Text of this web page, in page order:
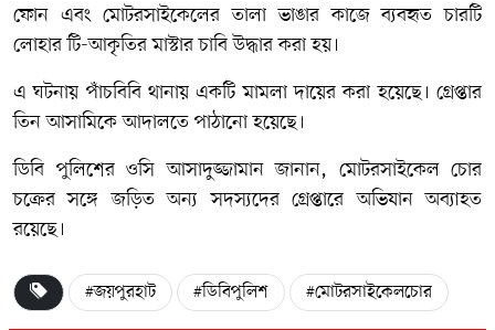
ফোন এবং মোটরসাইকেলের তালা ভাঙার কাজে ব্যবহৃত চারটি
লোহার টি-আকৃতির মাস্টার চাবি উদ্ধার করা হয়।
এ ঘটনায় পাঁচবিবি থানায় একটি মামলা দায়ের করা হয়েছে। গ্রেপ্তার
তিন আসামিকে আদালতে পাঠানো হয়েছে।
ডিবি পুলিশের ওসি আসাদুজ্জামান জানান, মোটরসাইকেল চোর
চক্রের সঙ্গে জড়িত অন্য সদস্যদের গ্রেপ্তারে অভিযান অব্যাহত
রয়েছে।
#জয়পুরহাট #ডিবিপুলিশ #মোটরসাইকেলচোর